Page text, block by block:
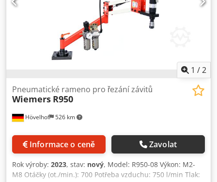
1 /2
Hövelhof 526 km
Pneumatické rameno pro řezání závitů
Wiemers R950
Informace o ceně Zavolat
Rok výroby: 2023, stav: nový, Model: R950-08 Výkon: M2-
M8 Otáčky (ot./min.): 700 Potřeba vzduchu: 750 l/min Tlak: